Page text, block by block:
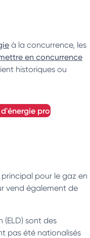
à la concurrence, les
en concurrence
historiques ou
d'énergie pro
principal pour le gaz en
vend également de
(ELD) sont des
pas été nationalisés